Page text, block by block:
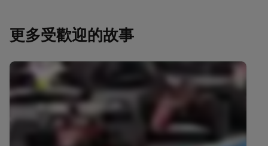
更多受歡迎的故事